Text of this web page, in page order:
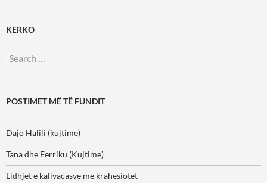
KËRKO
Search
POSTIMET MË TË FUNDIT
Dajo Halili (kujtime)
Tana dhe Ferriku (Kujtime)
Lidhjet e kalivacasve me krahesiotet